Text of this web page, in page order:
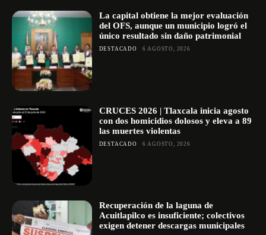
La capital obtiene la mejor evaluación
del OFS, aunque un municipio logró el
único resultado sin daño patrimonial
DESTACADO 6 AGOSTO, 2026
CRUCES 2026 | Tlaxcala inicia agosto
con dos homicidios dolosos y eleva a 89
las muertes violentas
DESTACADO 6 AGOSTO, 2026
Recuperación de la laguna de
Acuitlapilco es insuficiente; colectivos
exigen detener descargas municipales